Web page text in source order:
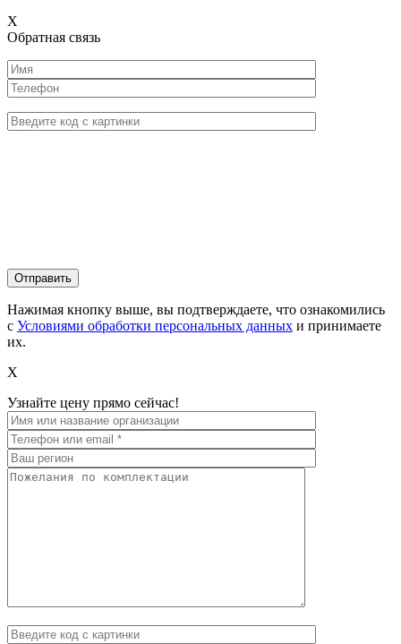
X
Обратная связь
Нажимая кнопку выше, вы подтверждаете, что ознакомились
с Условиями обработки персональных данных и принимаете
их.
X
Узнайте цену прямо сейчас!